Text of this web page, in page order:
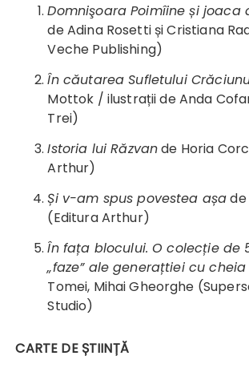
Domnişoara Poimîine și joaca
de Adina Rosetti și Cristiana
Veche Publishing)
În căutarea Sufletului
Mottok / ilustrații de Anda
Trei)
Istoria lui Răzvande Horia
Arthur)
Și v-am spus povestea așade
(Editura Arthur)
În fața blocului. O colecție de
„faze” ale generațtiei cu
Tomei, Mihai Gheorghe
Studio)
CARTE DE ȘTIINȚĂ